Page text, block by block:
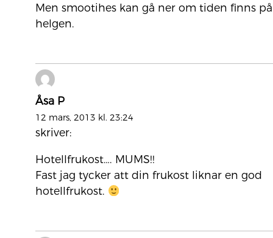
Men smootihes kan gå ner om tiden finns på
helgen.
Åsa P
12 mars, 2013 kl. 23:24
skriver:
Hotellfrukost…. MUMS!!
Fast jag tycker att din frukost liknar en god
hotellfrukost.